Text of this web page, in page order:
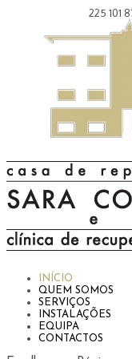
225 101
INÍCIO
QUEM SOMOS
SERVIÇOS
INSTALAÇÕES
EQUIPA
CONTACTOS